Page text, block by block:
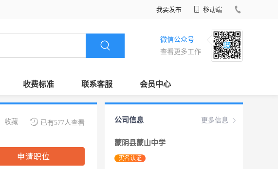
我要发布 移动端
微信公众号
查看更多工作
收费标准 联系客服 会员中心
已有577人查看
收藏
申请职位
更多信息
公司信息
蒙阴县蒙山中学
实名认证